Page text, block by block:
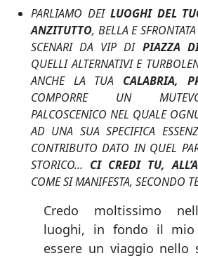
PARLIAMO DEI LUOGHI DEL
ANZITUTTO, BELLA E
SCENARI DA VIP DI PIAZZA
QUELLI ALTERNATIVI E
ANCHE LA TUA CALABRIA,
COMPORRE UN
PALCOSCENICO NEL QUALE
AD UNA SUA SPECIFICA
CONTRIBUTO DATO IN QUEL
STORICO… CI CREDI TU,
COME SI MANIFESTA, SECONDO
Credo moltissimo
luoghi, in fondo il
essere un viaggio nello